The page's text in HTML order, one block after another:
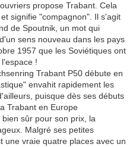
propose Trabant. Cela
signifie "compagnon". Il s'agit
de Spoutnik, un mot qui
sens nouveau dans les pays
1957 que les Soviétiques ont
!
Trabant P50 débute en
envahit rapidement les
puisque dès ses débuts
Trabant en Europe
sûr pour son prix, la
Malgré ses petites
une vraie quatre places avec un